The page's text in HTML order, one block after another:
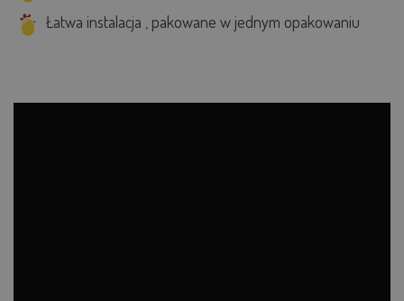
Łatwa instalacja , pakowane w jednym opakowaniu